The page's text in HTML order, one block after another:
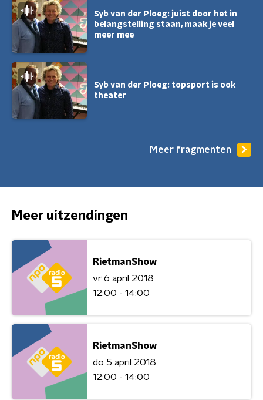
Syb van der Ploeg: juist door het in
belangstelling staan, maak je veel
meer mee
Syb van der Ploeg: topsport is ook
theater
Meer fragmenten
Meer uitzendingen
RietmanShow
vr 6 april 2018
12:00 - 14:00
RietmanShow
do 5 april 2018
12:00 - 14:00